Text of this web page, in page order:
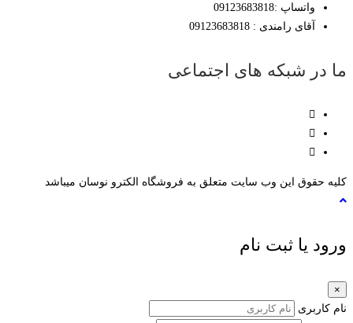
واتساپ :09123683818
آقای رامندی : 09123683818
ما در شبکه های اجتماعی
کلیه حقوق این وب سایت متعلق به فروشگاه الکترو نوسان میباشد
ورود یا ثبت نام
×
نام کاربری